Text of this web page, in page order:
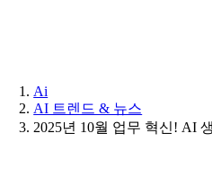
Ai
AI 트렌드 & 뉴스
2025년 10월 업무 혁신! AI